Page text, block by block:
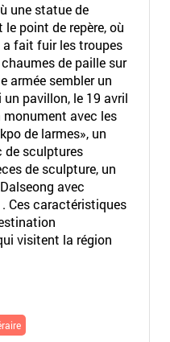
une statue de
point de repère, où
fait fuir les troupes
de paille sur
armée sembler un
pavillon, le 19 avril
avec les
de larmes», un
de sculptures
de sculpture, un
avec
Ces caractéristiques
visitent la région